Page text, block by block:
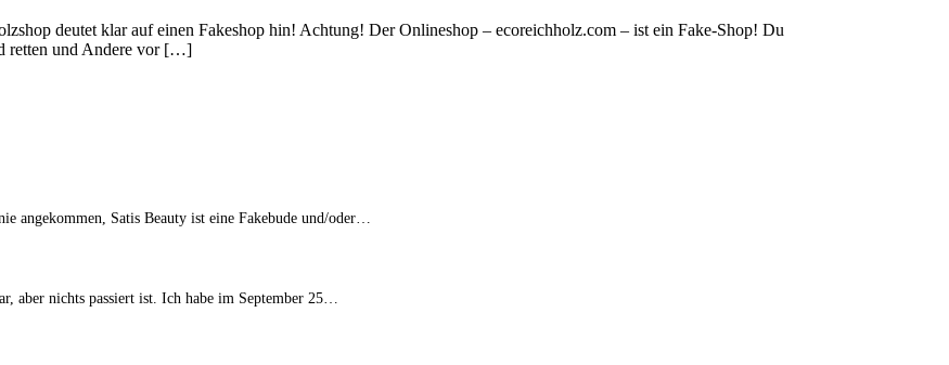
deutet klar auf einen Fakeshop hin! Achtung! Der Onlineshop – ecoreichholz.com – ist ein Fake-Shop! Du
retten und Andere vor […]
angekommen, Satis Beauty ist eine Fakebude und/oder…
aber nichts passiert ist. Ich habe im September 25…